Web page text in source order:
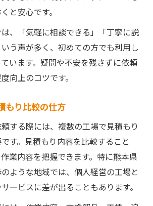
と安心です。
、「気軽に相談できる」「丁寧に説
う声が多く、初めての方でも利用し
います。疑問や不安を残さずに依頼
向上のコツです。
もり比較の仕方
する際には、複数の工場で見積もり
す。見積もり内容を比較すること
業内容を把握できます。特に熊本県
ような地域では、個人経営の工場と
ービスに差が出ることもあります。